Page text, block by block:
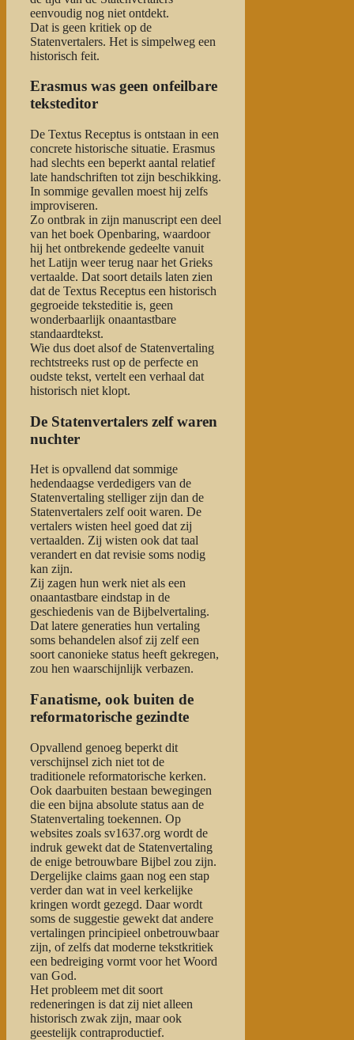
eenvoudig nog niet ontdekt.
Dat is geen kritiek op de
Statenvertalers. Het is simpelweg een
historisch feit.
Erasmus was geen onfeilbare
teksteditor
De Textus Receptus is ontstaan in een
concrete historische situatie. Erasmus
had slechts een beperkt aantal relatief
late handschriften tot zijn beschikking.
In sommige gevallen moest hij zelfs
improviseren.
Zo ontbrak in zijn manuscript een deel
van het boek Openbaring, waardoor
hij het ontbrekende gedeelte vanuit
het Latijn weer terug naar het Grieks
vertaalde. Dat soort details laten zien
dat de Textus Receptus een historisch
gegroeide teksteditie is, geen
wonderbaarlijk onaantastbare
standaardtekst.
Wie dus doet alsof de Statenvertaling
rechtstreeks rust op de perfecte en
oudste tekst, vertelt een verhaal dat
historisch niet klopt.
De Statenvertalers zelf waren
nuchter
Het is opvallend dat sommige
hedendaagse verdedigers van de
Statenvertaling stelliger zijn dan de
Statenvertalers zelf ooit waren. De
vertalers wisten heel goed dat zij
vertaalden. Zij wisten ook dat taal
verandert en dat revisie soms nodig
kan zijn.
Zij zagen hun werk niet als een
onaantastbare eindstap in de
geschiedenis van de Bijbelvertaling.
Dat latere generaties hun vertaling
soms behandelen alsof zij zelf een
soort canonieke status heeft gekregen,
zou hen waarschijnlijk verbazen.
Fanatisme, ook buiten de
reformatorische gezindte
Opvallend genoeg beperkt dit
verschijnsel zich niet tot de
traditionele reformatorische kerken.
Ook daarbuiten bestaan bewegingen
die een bijna absolute status aan de
Statenvertaling toekennen. Op
websites zoals sv1637.org wordt de
indruk gewekt dat de Statenvertaling
de enige betrouwbare Bijbel zou zijn.
Dergelijke claims gaan nog een stap
verder dan wat in veel kerkelijke
kringen wordt gezegd. Daar wordt
soms de suggestie gewekt dat andere
vertalingen principieel onbetrouwbaar
zijn, of zelfs dat moderne tekstkritiek
een bedreiging vormt voor het Woord
van God.
Het probleem met dit soort
redeneringen is dat zij niet alleen
historisch zwak zijn, maar ook
geestelijk contraproductief.